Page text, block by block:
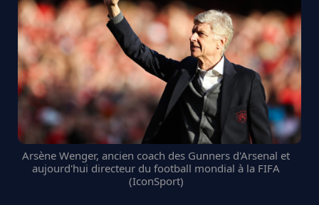
Arsène Wenger, ancien coach des Gunners d'Arsenal et
aujourd'hui directeur du football mondial à la FIFA
(IconSport)